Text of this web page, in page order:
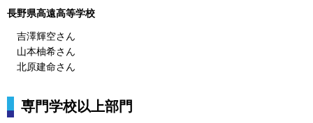
長野県高遠高等学校
吉澤輝空さん
山本柚希さん
北原建命さん
専門学校以上部門